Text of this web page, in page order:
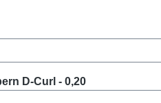
D-Curl - 0,20auswählen